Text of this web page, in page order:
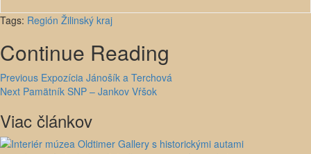
Tags: Región Žilinský kraj
Continue Reading
Previous Expozícia Jánošík a Terchová
Next Pamätník SNP – Jankov Vŕšok
Viac článkov